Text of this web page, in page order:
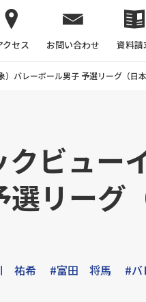
クセス お問い合わせ 資料請
バレーボール男子 予選リーグ（日本
ビュー
リーグ
祐希 #富田 将馬 #バ